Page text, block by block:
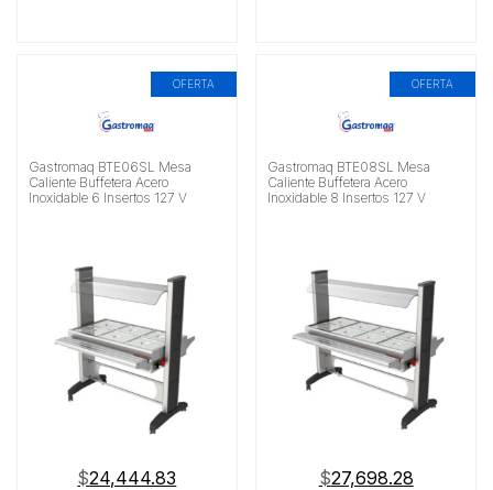
OFERTA
Gastromaq BTE06SL Mesa
Caliente Buffetera Acero
Inoxidable 6 Insertos 127 V
$24,444.83
OFERTA
Gastromaq BTE08SL Mesa
Caliente Buffetera Acero
Inoxidable 8 Insertos 127 V
$27,698.28